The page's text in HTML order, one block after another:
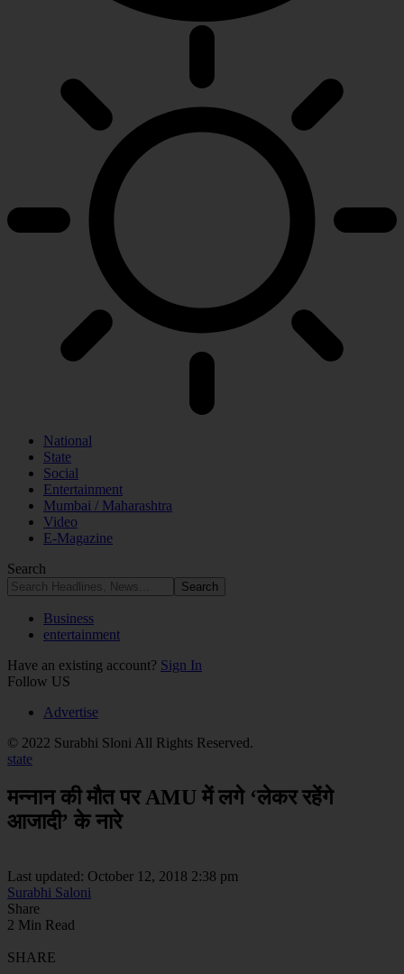
National
State
Social
Entertainment
Mumbai / Maharashtra
Video
E-Magazine
Search
Business
entertainment
Have an existing account? Sign In
Follow US
Advertise
© 2022 Surabhi Sloni All Rights Reserved.
state
मन्नान की मौत पर AMU में लगे ‘लेकर रहेंगे
आजादी’ के नारे
Last updated: October 12, 2018 2:38 pm
Surabhi Saloni
Share
2 Min Read
SHARE